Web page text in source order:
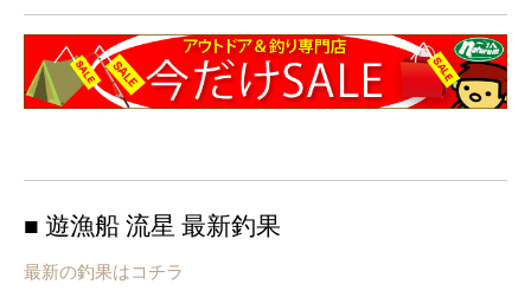
■ 遊漁船 流星 最新釣果
最新の釣果はコチラ